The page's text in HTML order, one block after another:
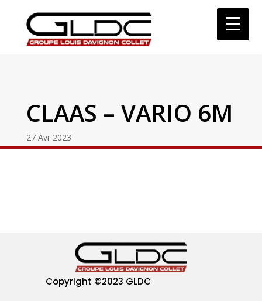
CLAAS – VARIO 6M
27 Avr 2023
Copyright ©2023 GLDC